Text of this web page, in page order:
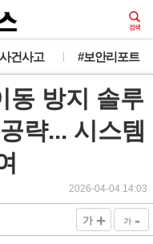
건사고 #보안리포트
동 방지 솔루
략... 시스템
2026-04-04 14:03
가 + 가 -